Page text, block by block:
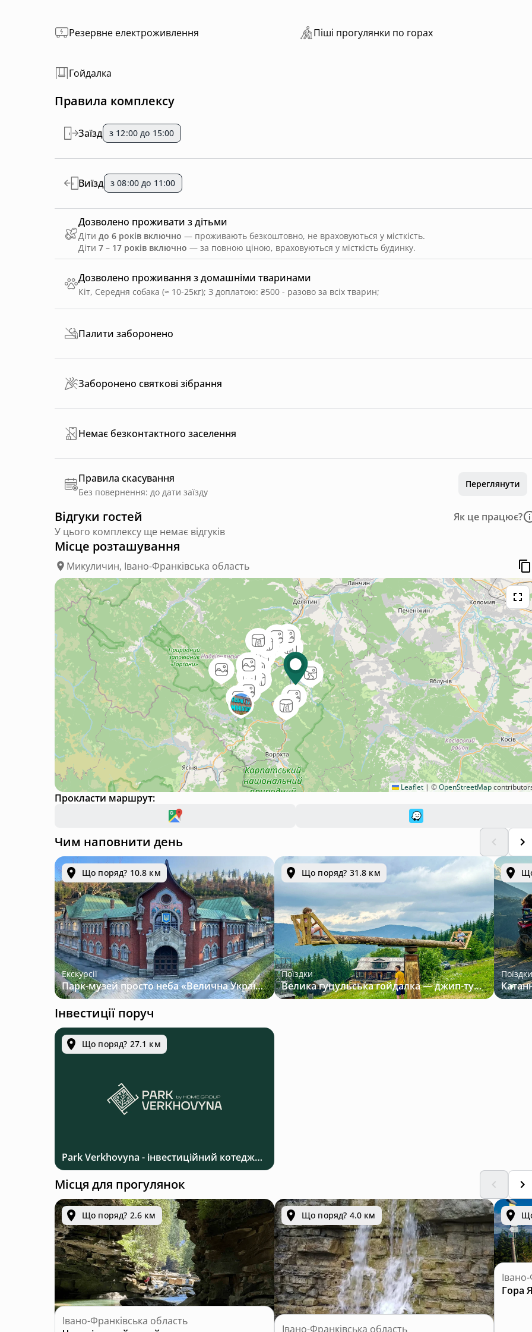
Локація - Микуличин
Резервне електроживлення Пiшi прoгулянки пo горах
Гойдалка
Правила комплексу
Дозволено проживання з домашніми тваринами
Кіт, Середня собака (≈ 10-25кг); З доплатою: ₴500 - разово за всіх тварин;
Заїзд з 12:00 до 15:00
Виїзд з 08:00 до 11:00
Дозволено проживати з дітьми
Діти до 6 років включно — проживають безкоштовно, не враховуються у місткість.
Діти 7 – 17 років включно — за повною ціною, враховуються у місткість будинку.
Палити заборонено
Заборонено святкові зібрання
Немає безконтактного заселення
Правила скасування
Без повернення: до дати заїзду
Переглянути
Відгуки гостей
Як це працює?
У цього комплексу ще немає відгуків
Місце розташування
Микуличин, Івано-Франківська область
Leaflet | ©OpenStreetMap
Прокласти маршрут:
Чим наповнити день
Що поряд? 10.8 км
Екскурсії
Парк-музей просто неба «Велична Україна»
Що поряд? 31.8 км
Поїздки
Велика гуцульська гойдалка — джип-тур у Карпатах
Поїздки
Інвестиції поруч
Що поряд? 27.1 км
Park Verkhovyna - інвестиційний котеджний комплекс біля Верховини в Карпатах
Місця для прогулянок
Що поряд? 2.6 км
Івано-Франківська область
Що поряд? 4.0 км
Івано-Франківська область
Гора